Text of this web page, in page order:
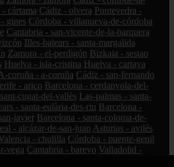
cártama Cádiz - olvera Pontevedra -
gines Córdoba - villanueva-de-córdoba
Cantabria - san-vicente-de-la-barquera
Illes-balears - santa-margalida
Zamora - el-perdigón Bizkaia - sestao
Huelva - isla-cristina Huelva - cartaya
coruña - a-coruña Cádiz - san-fernando
- arico Barcelona - cerdanyola-del-
cugat-del-vallès Las-palmas - santa-
- santa-eulària-des-riu Barcelona -
javier Barcelona - santa-coloma-de-
- alcázar-de-san-juan Asturias - avilés
- chulilla Córdoba - puente-genil
vega Cantabria - bareyo Valladolid -